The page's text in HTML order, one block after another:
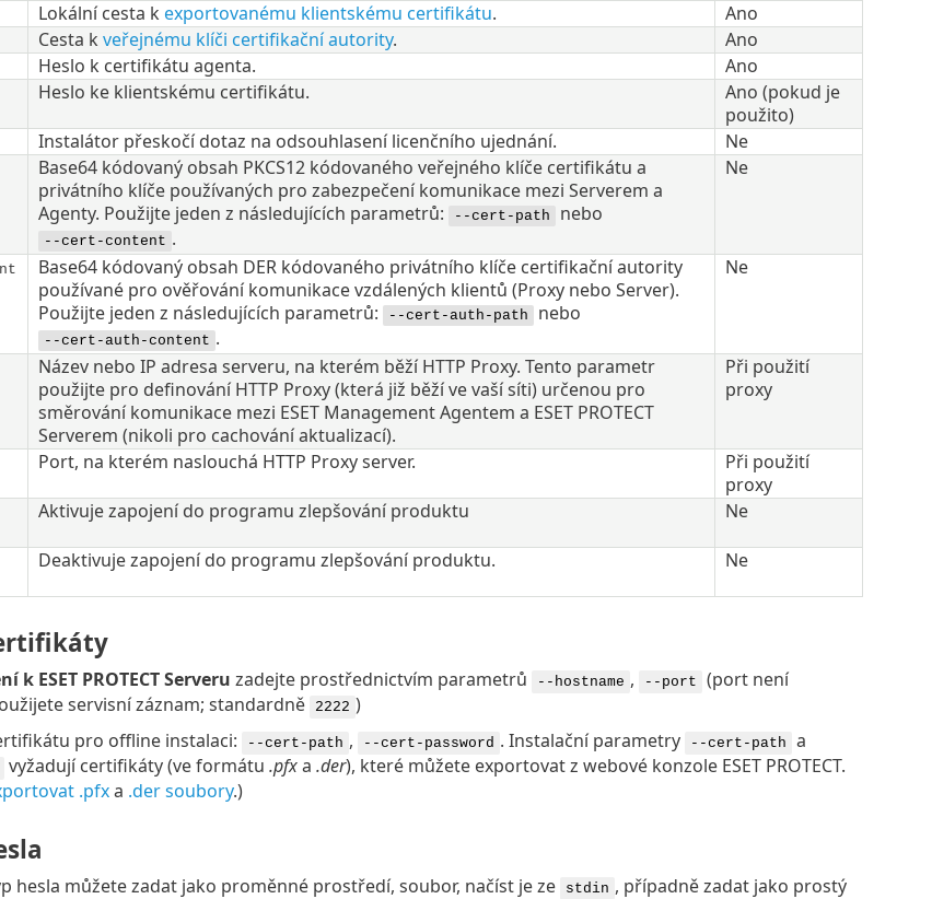
Lokální cesta k exportovanému klientskému certifikátu. Ano
Cesta k veřejnému klíči certifikační autority. Ano
Heslo k certifikátu agenta. Ano
Heslo ke klientskému certifikátu.
Ano (pokud je
použito)
Instalátor přeskočí dotaz na odsouhlasení licenčního ujednání. Ne
Base64 kódovaný obsah PKCS12 kódovaného veřejného klíče certifikátu a
privátního klíče používaných pro zabezpečení komunikace mezi Serverem a
Agenty. Použijte jeden z následujících parametrů:
--cert-path nebo
--cert-content .
Ne
Base64 kódovaný obsah DER kódovaného privátního klíče certifikační autority
používané pro ověřování komunikace vzdálených klientů (Proxy nebo Server).
Použijte jeden z následujících parametrů:
--cert-auth-path nebo
--cert-auth-content .
Ne
Název nebo IP adresa serveru, na kterém běží HTTP Proxy. Tento parametr
použijte pro definování HTTP Proxy (která již běží ve vaší síti) určenou pro
směrování komunikace mezi ESET Management Agentem a ESET PROTECT
Serverem (nikoli pro cachování aktualizací).
Při použití
proxy
Port, na kterém naslouchá HTTP Proxy server.
Při použití
proxy
Aktivuje zapojení do programu zlepšování produktu Ne
Deaktivuje zapojení do programu zlepšování produktu. Ne
k ESET PROTECT Serveru zadejte prostřednictvím parametrů --hostname , --port
(port není
servisní záznam; standardně
2222 )
pro offline instalaci: --cert-path , --cert-password . Instalační parametry --cert-path a
vyžadují certifikáty (ve formátu .pfxa .der), které můžete exportovat z webové konzole ESET PROTECT.
.pfxa .der soubory.)
hesla můžete zadat jako proměnné prostředí, soubor, načíst je ze stdin , případně zadat jako prostý